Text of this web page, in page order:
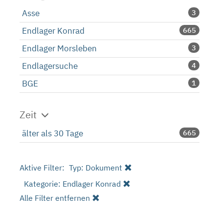
Asse 3
Endlager Konrad 665
Endlager Morsleben 3
Endlagersuche 4
BGE 1
Zeit
älter als 30 Tage 665
Aktive Filter: Typ: Dokument
Kategorie: Endlager Konrad
Alle Filter entfernen